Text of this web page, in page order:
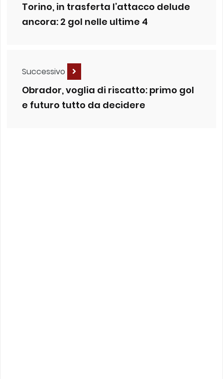
Torino, in trasferta l’attacco delude
ancora: 2 gol nelle ultime 4
Successivo
Obrador, voglia di riscatto: primo gol
e futuro tutto da decidere